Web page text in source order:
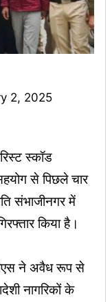
2, 2025
स्कॉड
से पिछले चार
संभाजीनगर में
किया है।
ने अवैध रूप से
नागरिकों के